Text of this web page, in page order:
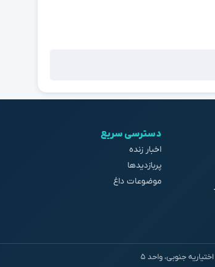
دسترسی سریع
اخبار زنده
پربازدیدها
موضوعات داغ